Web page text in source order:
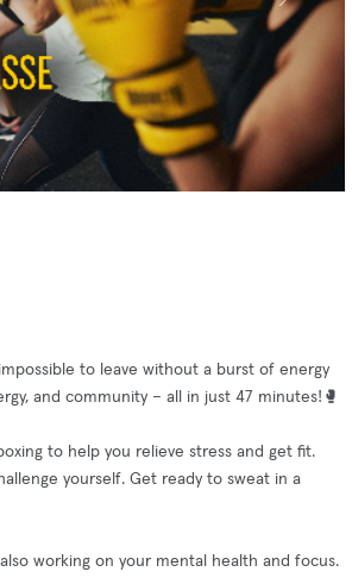
to leave without a burst of energy
and community – all in just 47 minutes!🥊
to help you relieve stress and get fit.
yourself. Get ready to sweat in a
working on your mental health and focus.